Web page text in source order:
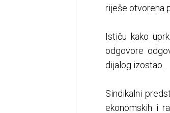
riješe otvorena
Ističu kako
odgovore
dijalog izostao.
Sindikalni
ekonomskih i